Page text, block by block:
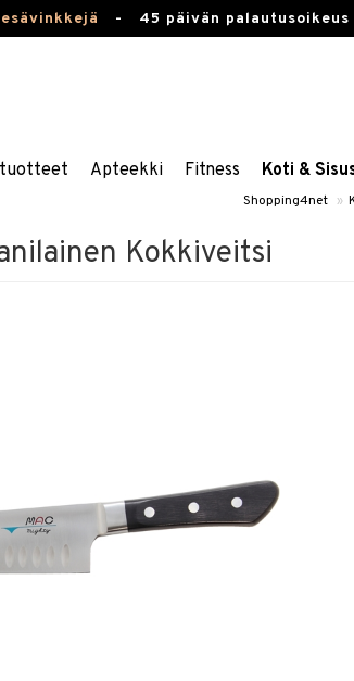
- 45 päivän
Apteekki Fitness Koti &
Shopping4net »
Kokkiveitsi